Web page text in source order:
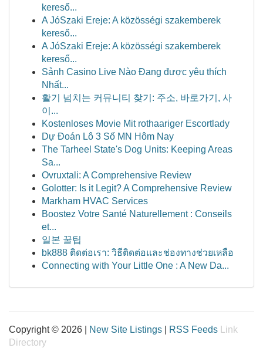
kereső...
A JóSzaki Ereje: A közösségi szakemberek
kereső...
A JóSzaki Ereje: A közösségi szakemberek
kereső...
Sảnh Casino Live Nào Đang được yêu thích
Nhất...
활기 넘치는 커뮤니티 찾기: 주소, 바로가기, 사
이...
Kostenloses Movie Mit rothaariger Escortlady
Dự Đoán Lô 3 Số MN Hôm Nay
The Tarheel State's Dog Units: Keeping Areas
Sa...
Ovruxtali: A Comprehensive Review
Golotter: Is it Legit? A Comprehensive Review
Markham HVAC Services
Boostez Votre Santé Naturellement : Conseils
et...
일본 꿀팁
bk888 ติดต่อเรา: วิธีติดต่อและช่องทางช่วยเหลือ
Connecting with Your Little One : A New Da...
Copyright © 2026 | New Site Listings RSS Feeds
Link
Directory